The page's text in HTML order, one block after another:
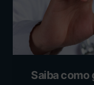
Saiba como